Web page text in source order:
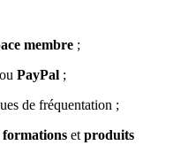
membre ;
ou PayPal ;
de fréquentation ;
formations et produits